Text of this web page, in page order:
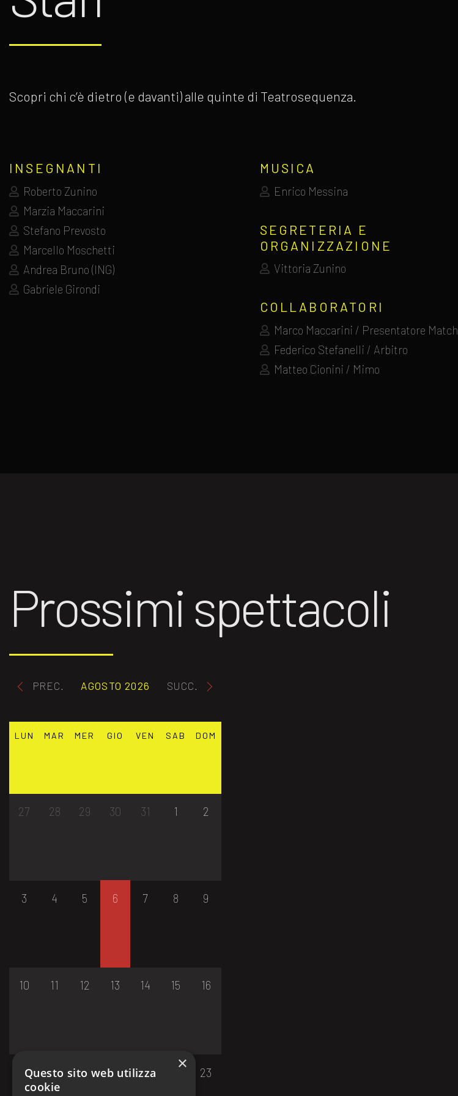
Scopri chi c’è dietro (e davanti) alle quinte di Teatrosequenza.
INSEGNANTI
Roberto Zunino
Marzia Maccarini
Stefano Prevosto
Marcello Moschetti
Andrea Bruno (ING)
Gabriele Girondi
MUSICA
Enrico Messina
SEGRETERIA E
ORGANIZZAZIONE
Vittoria Zunino
COLLABORATORI
Marco Maccarini / Presentatore Match
Federico Stefanelli / Arbitro
Matteo Cionini / Mimo
Prossimi spettacoli
PREC. AGOSTO 2026 SUCC.
LUN MAR MER GIO VEN SAB DOM
27 28 29 30 31 1 2
3 4 5 6 7 8 9
10 11 12 13 14 15 16
17 18 19 20 21 22 23
×
Questo sito web utilizza
cookie